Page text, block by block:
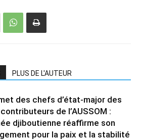
PLUS DE L'AUTEUR
des chefs d’état-major des
de l’AUSSOM :
djiboutienne réaffirme son
pour la paix et la stabilité